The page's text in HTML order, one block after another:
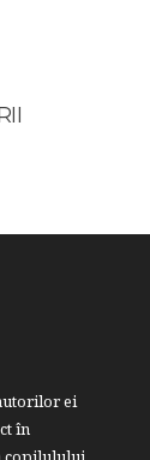
ei
în